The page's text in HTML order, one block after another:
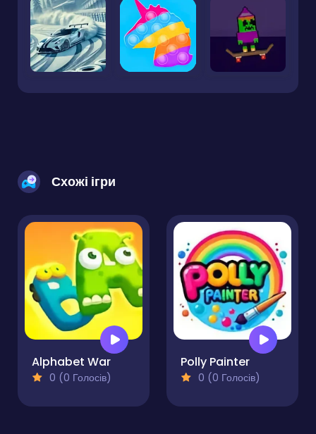
Схожі ігри
Alphabet War
0 (0 Голосів)
Polly Painter
0 (0 Голосів)